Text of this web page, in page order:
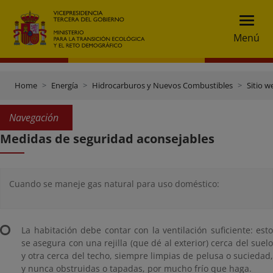
Menú
Home Energía Hidrocarburos y Nuevos Combustibles Sitio
Navegación
Medidas de seguridad aconsejables
Cuando se maneje gas natural para uso doméstico:
La habitación debe contar con la ventilación suficiente: esto
se asegura con una rejilla (que dé al exterior) cerca del suelo
y otra cerca del techo, siempre limpias de pelusa o suciedad,
y nunca obstruidas o tapadas, por mucho frío que haga.